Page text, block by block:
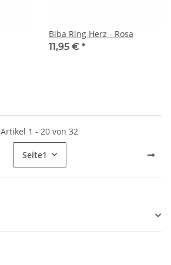
Biba Ring Herz - Rosa
11,95 € *
Artikel 1 - 20 von 32
Seite1